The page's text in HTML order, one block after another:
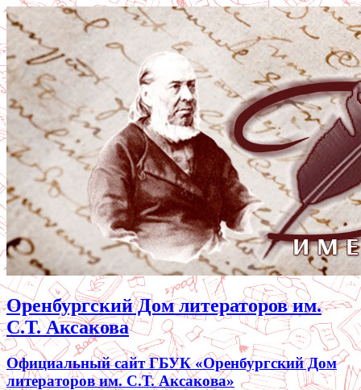
Оренбургский Дом литераторов им.
С.Т. Аксакова
Официальный сайт ГБУК «Оренбургский Дом
литераторов им. С.Т. Аксакова»